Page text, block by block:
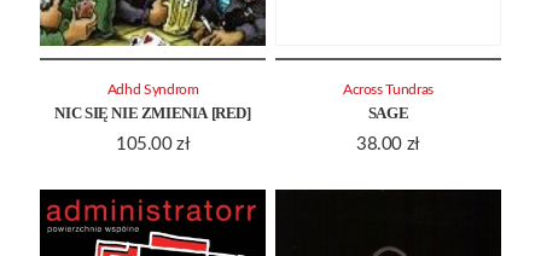
NIC SIĘ NIE ZMIENIA [RED]
105.00 zł
Adhd Syndrom
SAGE
38.00 zł
Across Tundras